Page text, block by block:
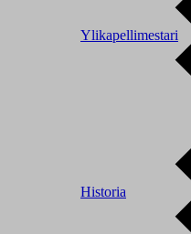
Ylikapellimestari
Historia